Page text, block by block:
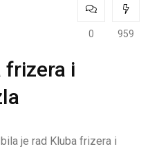
0 959
frizera i
je rad Kluba frizera i